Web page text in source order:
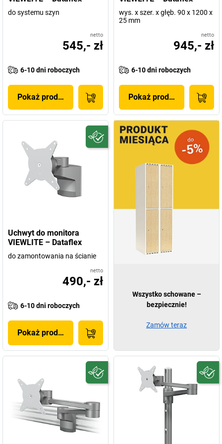
do systemu szyn
netto
545,- zł
6-10 dni roboczych
Pokaż produkt
wys. x szer. x głęb. 90 x 1200 x
25 mm
netto
945,- zł
6-10 dni roboczych
Pokaż produkt
Uchwyt do monitora
VIEWLITE – Dataflex
do zamontowania na ścianie
netto
490,- zł
6-10 dni roboczych
Pokaż produkt
Wszystko schowane –
bezpiecznie!
Zamów teraz